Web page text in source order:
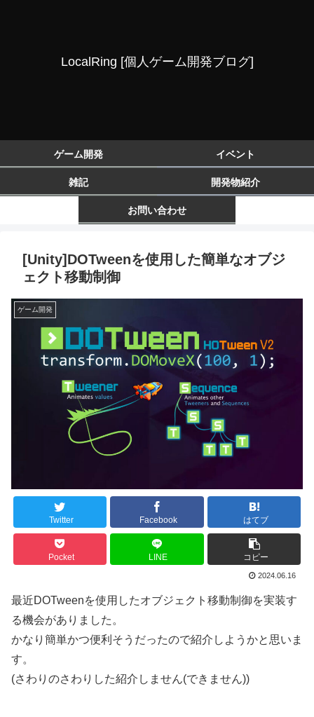
LocalRing [個人ゲーム開発ブログ]
ゲーム開発 イベント
雑記 開発物紹介
お問い合わせ
[Unity]DOTweenを使用した簡単なオブジ
ェクト移動制御
ゲーム開発
Twitter Facebook はてブ
Pocket LINE コピー
2024.06.16
最近DOTweenを使用したオブジェクト移動制御を実装す
る機会がありました。
かなり簡単かつ便利そうだったので紹介しようかと思いま
す。
(さわりのさわりした紹介しません(できません))